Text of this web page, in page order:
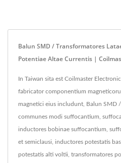
Balun SMD / Transformatores
Potentiae Altae Currentis |
In Taiwan sita est Coilmaster
fabricator componentium
magnetici eius includunt, Balun SMD /
communes modi suffocantium,
inductores bobinae suffocantium,
et semiclausi, inductores potestatis
potestatis alti voltii, transformatores